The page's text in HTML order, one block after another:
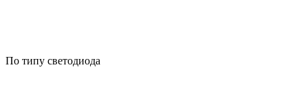
По типу светодиода